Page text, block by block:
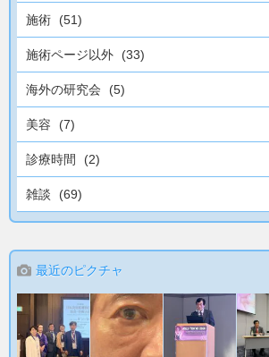
施術 (51)
施術ページ以外 (33)
海外の研究会 (5)
美容 (7)
診療時間 (2)
雑談 (69)
最近のピクチャ